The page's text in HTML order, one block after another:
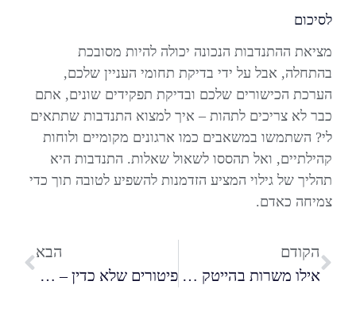
לסיכום
מציאת ההתנדבות הנכונה יכולה להיות מסובכת
בהתחלה, אבל על ידי בדיקת תחומי העניין שלכם,
הערכת הכישורים שלכם ובדיקת תפקידים שונים, אתם
כבר לא צריכים לתהות – איך למצוא התנדבות שתתאים
לי? השתמשו במשאבים כמו ארגונים מקומיים ולוחות
קהילתיים, ואל תהססו לשאול שאלות. התנדבות היא
תהליך של גילוי המציע הזדמנות להשפיע לטובה תוך כדי
צמיחה כאדם.
הקודם
אילו משרות בהייטק היו מבוקשות ביותר בשנת 2024?
הבא
פיטורים שלא כדין – זכויות העובד, חובות המעסיק ודגשים חשובים